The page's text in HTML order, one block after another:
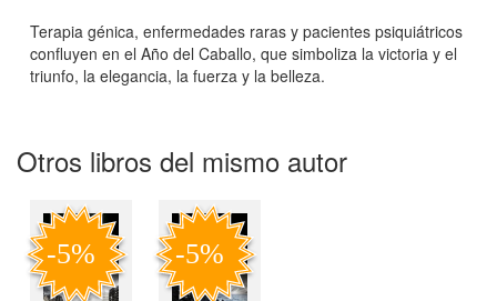
Terapia génica, enfermedades raras y pacientes psiquiátricos
confluyen en el Año del Caballo, que simboliza la victoria y el
triunfo, la elegancia, la fuerza y la belleza.
Otros libros del mismo autor